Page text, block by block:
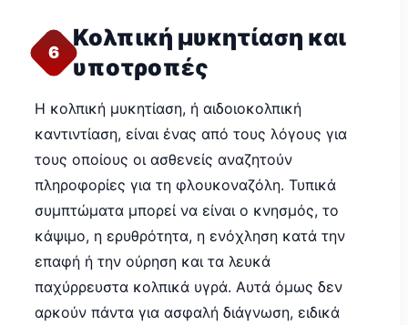
6
Κολπική μυκητίαση και
υποτροπές
Η κολπική μυκητίαση, ή αιδοιοκολπική
καντιντίαση, είναι ένας από τους λόγους για
τους οποίους οι ασθενείς αναζητούν
πληροφορίες για τη φλουκοναζόλη. Τυπικά
συμπτώματα μπορεί να είναι ο κνησμός, το
κάψιμο, η ερυθρότητα, η ενόχληση κατά την
επαφή ή την ούρηση και τα λευκά
παχύρρευστα κολπικά υγρά. Αυτά όμως δεν
αρκούν πάντα για ασφαλή διάγνωση, ειδικά